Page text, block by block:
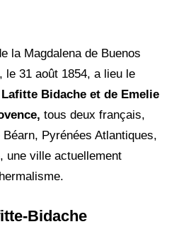
la Magdalena de Buenos
le 31 août 1854, a lieu le
Bidache et de Emelie
tous deux français,
Pyrénées Atlantiques,
une ville actuellement
Bidache